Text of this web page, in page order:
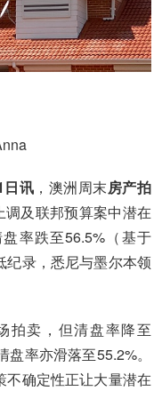
日讯 ，澳洲周末房产拍
调及联邦预算案中潜在
率跌至56.5%（基于
纪录，悉尼与墨尔本领
拍卖，但清盘率降至
率亦滑落至55.2%。
不确定性正让大量潜在